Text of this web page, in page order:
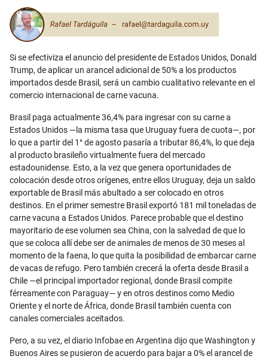
Email
Si se efectiviza el anuncio del presidente de Estados Unidos, Donald
Trump, de aplicar un arancel adicional de 50% a los productos
importados desde Brasil, será un cambio cualitativo relevante en el
comercio internacional de carne vacuna.
Brasil paga actualmente 36,4% para ingresar con su carne a
Estados Unidos —la misma tasa que Uruguay fuera de cuota—, por
lo que a partir del 1° de agosto pasaría a tributar 86,4%, lo que deja
al producto brasileño virtualmente fuera del mercado
estadounidense. Esto, a la vez que genera oportunidades de
colocación desde otros orígenes, entre ellos Uruguay, deja un saldo
exportable de Brasil más abultado a ser colocado en otros
destinos. En el primer semestre Brasil exportó 181 mil toneladas de
carne vacuna a Estados Unidos. Parece probable que el destino
mayoritario de ese volumen sea China, con la salvedad de que lo
que se coloca allí debe ser de animales de menos de 30 meses al
momento de la faena, lo que quita la posibilidad de embarcar carne
de vacas de refugo. Pero también crecerá la oferta desde Brasil a
Chile —el principal importador regional, donde Brasil compite
férreamente con Paraguay— y en otros destinos como Medio
Oriente y el norte de África, donde Brasil también cuenta con
canales comerciales aceitados.
Pero, a su vez, el diario Infobae en Argentina dijo que Washington y
Buenos Aires se pusieron de acuerdo para bajar a 0% el arancel de